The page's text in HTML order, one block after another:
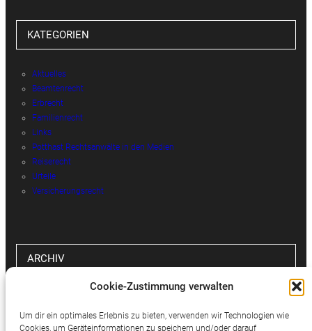
Cookie-Zustimmung verwalten
Um dir ein optimales Erlebnis zu bieten, verwenden wir Technologien wie
Cookies, um Geräteinformationen zu speichern und/oder darauf
KATEGORIEN
Aktuelles
Beamtenrecht
Erbrecht
Familienrecht
Links
Potthast Rechtsanwälte in den Medien
Reiserecht
Urteile
Versicherungsrecht
ARCHIV